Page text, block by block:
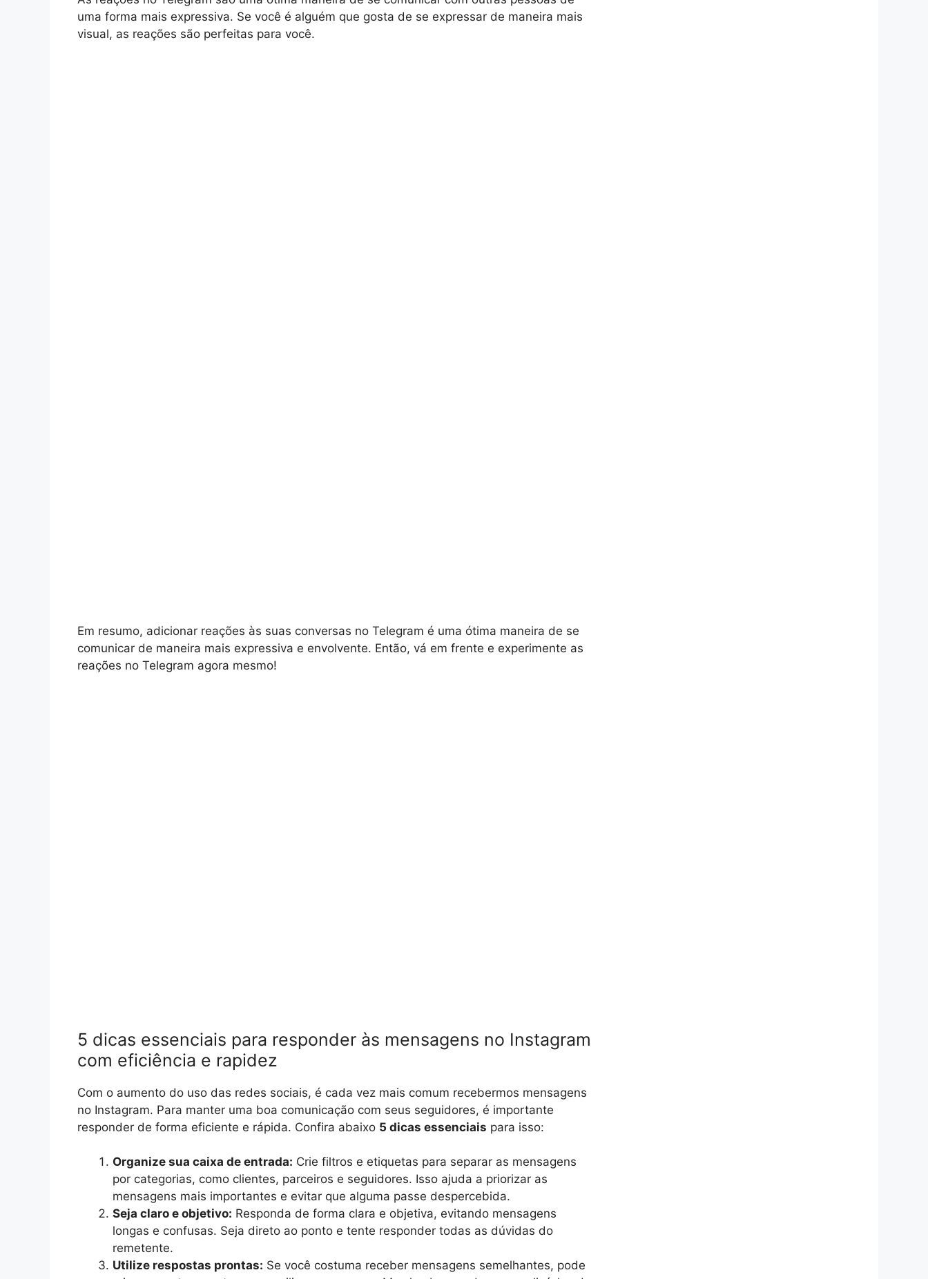
uma forma mais expressiva. Se você é alguém que gosta de se expressar de maneira mais
visual, as reações são perfeitas para você.
Em resumo, adicionar reações às suas conversas no Telegram é uma ótima maneira de se
comunicar de maneira mais expressiva e envolvente. Então, vá em frente e experimente as
reações no Telegram agora mesmo!
5 dicas essenciais para responder às mensagens no Instagram
com eficiência e rapidez
Com o aumento do uso das redes sociais, é cada vez mais comum recebermos mensagens
no Instagram. Para manter uma boa comunicação com seus seguidores, é importante
responder de forma eficiente e rápida. Confira abaixo 5 dicas essenciais para isso:
Organize sua caixa de entrada: Crie filtros e etiquetas para separar as mensagens
por categorias, como clientes, parceiros e seguidores. Isso ajuda a priorizar as
mensagens mais importantes e evitar que alguma passe despercebida.
Seja claro e objetivo: Responda de forma clara e objetiva, evitando mensagens
longas e confusas. Seja direto ao ponto e tente responder todas as dúvidas do
remetente.
Utilize respostas prontas: Se você costuma receber mensagens semelhantes, pode